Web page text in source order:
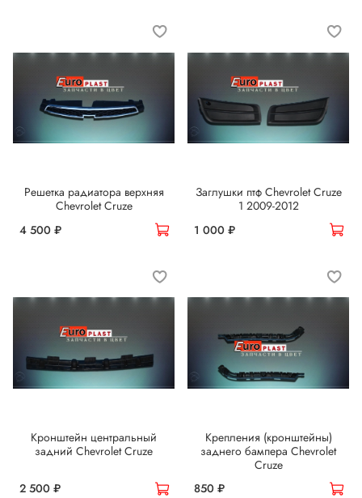
Решетка радиатора верхняя
Chevrolet Cruze
4 500 ₽
Заглушки птф Chevrolet Cruze
1 2009-2012
1 000 ₽
Кронштейн центральный
задний Chevrolet Cruze
2 500 ₽
Крепления (кронштейны)
заднего бампера Chevrolet
Cruze
850 ₽